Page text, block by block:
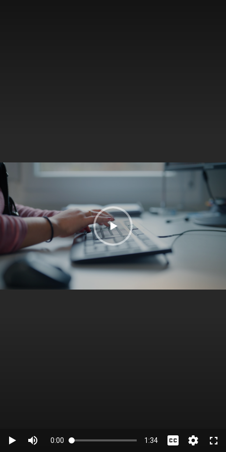
0:00 1:34